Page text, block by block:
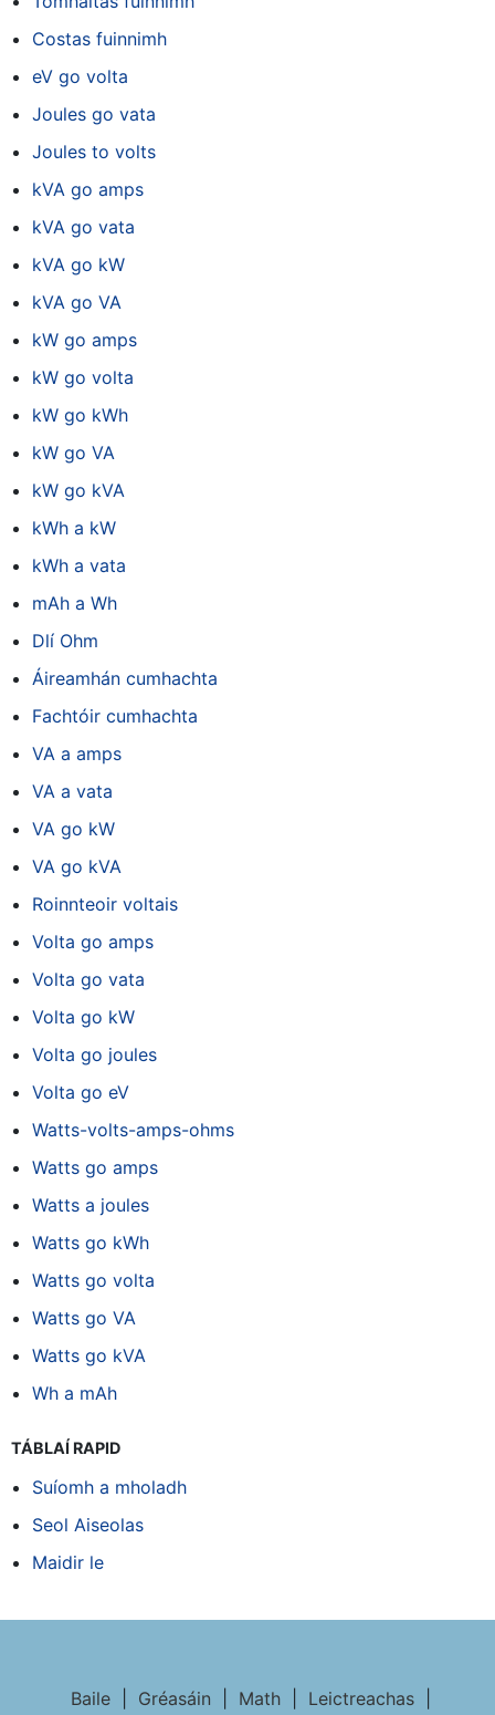
Costas fuinnimh
eV go volta
Joules go vata
Joules to volts
kVA go amps
kVA go vata
kVA go kW
kVA go VA
kW go amps
kW go volta
kW go kWh
kW go VA
kW go kVA
kWh a kW
kWh a vata
mAh a Wh
Dlí Ohm
Áireamhán cumhachta
Fachtóir cumhachta
VA a amps
VA a vata
VA go kW
VA go kVA
Roinnteoir voltais
Volta go amps
Volta go vata
Volta go kW
Volta go joules
Volta go eV
Watts-volts-amps-ohms
Watts go amps
Watts a joules
Watts go kWh
Watts go volta
Watts go VA
Watts go kVA
Wh a mAh
TÁBLAÍ RAPID
Suíomh a mholadh
Seol Aiseolas
Maidir le
Baile Gréasáin Math Leictreachas